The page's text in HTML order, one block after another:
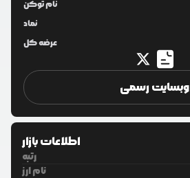
نام توکن
نماد
عرضه کل
وبسایت رسمی
اطلاعات بازار
رتبه
نام ارز